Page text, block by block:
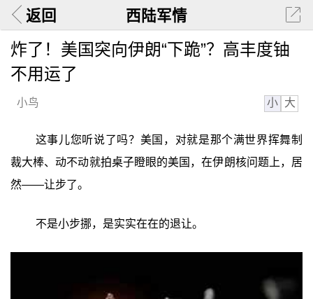
返回 西陆军情
炸了！美国突向伊朗“下跪”？高丰度铀
不用运了
小鸟 小 大
这事儿您听说了吗？美国，对就是那个满世界挥舞制
裁大棒、动不动就拍桌子瞪眼的美国，在伊朗核问题上，居
然——让步了。
不是小步挪，是实实在在的退让。